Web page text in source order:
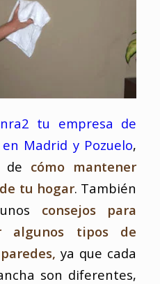
tu empresa de
Madrid y Pozuelo,
de cómo mantener
tu hogar. También
consejos para
algunos tipos de
ya que cada
son diferentes,